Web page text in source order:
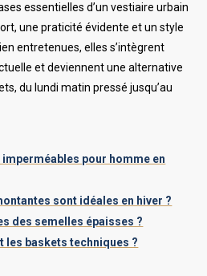
essentielles d’un vestiaire urbain
une praticité évidente et un style
entretenues, elles s’intègrent
et deviennent une alternative
du lundi matin pressé jusqu’au
pour homme en
sont idéales en hiver ?
des semelles épaisses ?
les baskets techniques ?